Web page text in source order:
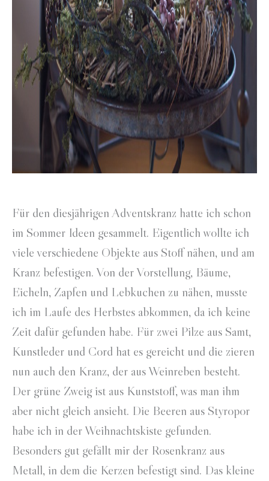
Für den diesjährigen Adventskranz hatte ich schon
im Sommer Ideen gesammelt. Eigentlich wollte ich
viele verschiedene Objekte aus Stoff nähen, und am
Kranz befestigen. Von der Vorstellung, Bäume,
Eicheln, Zapfen und Lebkuchen zu nähen, musste
ich im Laufe des Herbstes abkommen, da ich keine
Zeit dafür gefunden habe. Für zwei Pilze aus Samt,
Kunstleder und Cord hat es gereicht und die zieren
nun auch den Kranz, der aus Weinreben besteht.
Der grüne Zweig ist aus Kunststoff, was man ihm
aber nicht gleich ansieht. Die Beeren aus Styropor
habe ich in der Weihnachtskiste gefunden.
Besonders gut gefällt mir der Rosenkranz aus
Metall, in dem die Kerzen befestigt sind. Das kleine